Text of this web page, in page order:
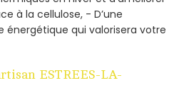
à la cellulose, - D’une
qui valorisera votre
ESTREES-LA-